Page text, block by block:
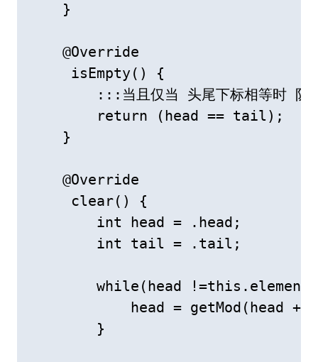
    }
    @Override
     isEmpty() {
:::当且仅当 头尾下标相等时 队
        return (head == tail);
    }
    @Override
     clear() {
        int head = .head;
        int tail = .tail;
while(head
head = getMod(head +
        }